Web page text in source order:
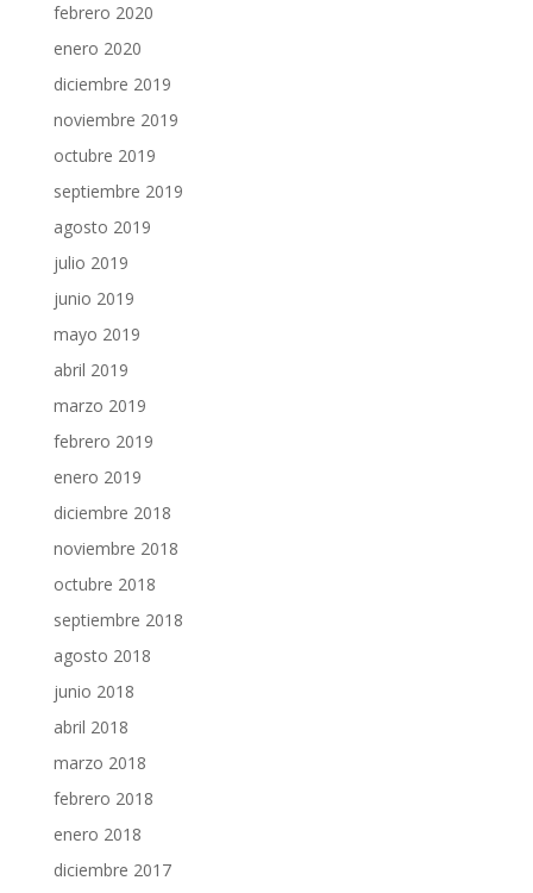
febrero 2020
enero 2020
diciembre 2019
noviembre 2019
octubre 2019
septiembre 2019
agosto 2019
julio 2019
junio 2019
mayo 2019
abril 2019
marzo 2019
febrero 2019
enero 2019
diciembre 2018
noviembre 2018
octubre 2018
septiembre 2018
agosto 2018
junio 2018
abril 2018
marzo 2018
febrero 2018
enero 2018
diciembre 2017